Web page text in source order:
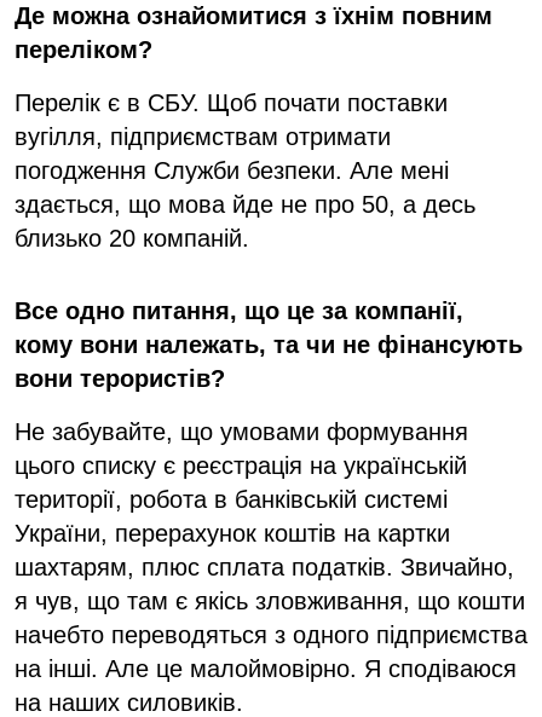
Де можна ознайомитися з їхнім повним
переліком?
Перелік є в СБУ. Щоб почати поставки
вугілля, підприємствам отримати
погодження Служби безпеки. Але мені
здається, що мова йде не про 50, а десь
близько 20 компаній.
Все одно питання, що це за компанії,
кому вони належать, та чи не фінансують
вони терористів?
Не забувайте, що умовами формування
цього списку є реєстрація на українській
території, робота в банківській системі
України, перерахунок коштів на картки
шахтарям, плюс сплата податків. Звичайно,
я чув, що там є якісь зловживання, що кошти
начебто переводяться з одного підприємства
на інші. Але це малоймовірно. Я сподіваюся
на наших силовиків.